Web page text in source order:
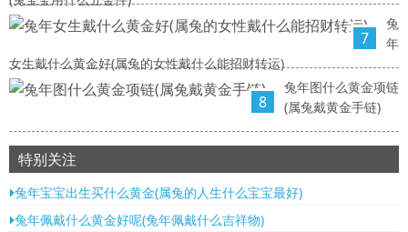
7
兔
年
女生戴什么黄金好(属兔的女性戴什么能招财转运)
8
兔年图什么黄金项链
(属兔戴黄金手链)
特别关注
兔年宝宝出生买什么黄金(属兔的人生什么宝宝最好)
兔年佩戴什么黄金好呢(兔年佩戴什么吉祥物)